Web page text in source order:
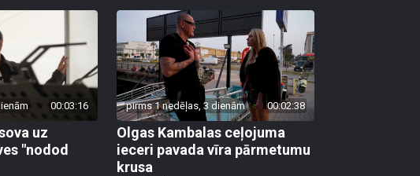
00:03:16
uz
"nodod
pirms 1 nedēļas, 3 dienām 00:02:38
Olgas Kambalas ceļojuma
ieceri pavada vīra pārmetumu
krusa